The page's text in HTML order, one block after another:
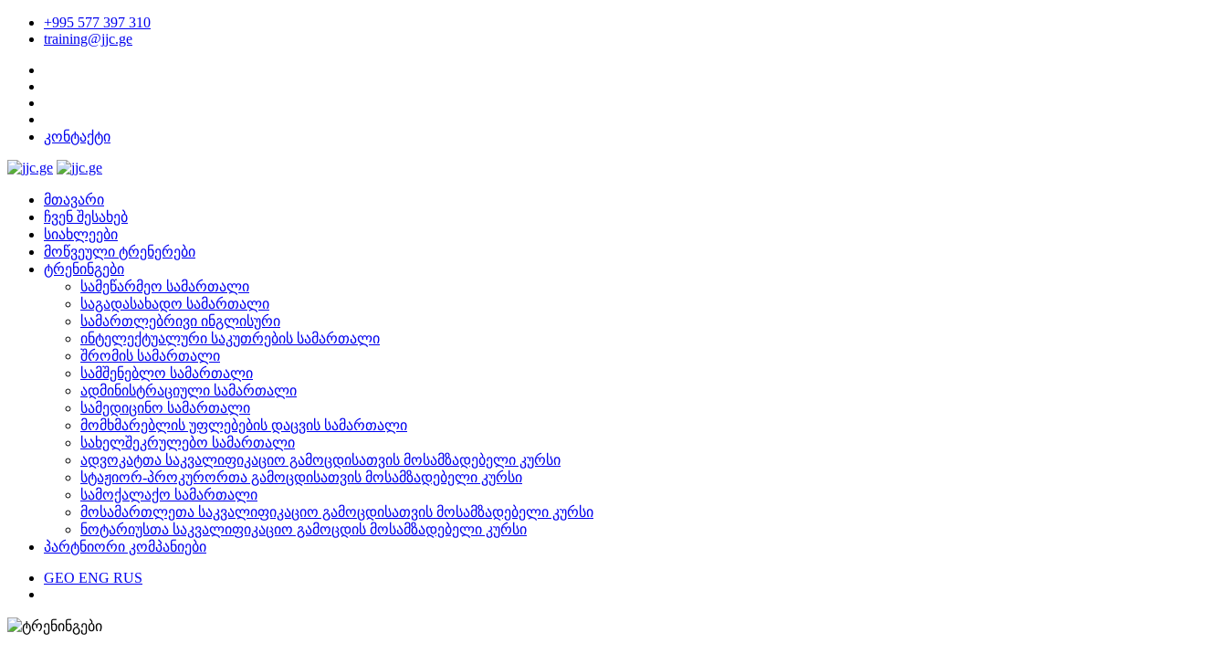
+995 577 397 310
training@jjc.ge
კონტაქტი
მთავარი
ჩვენ შესახებ
სიახლეები
მოწვეული ტრენერები
ტრენინგები
სამეწარმეო სამართალი
საგადასახადო სამართალი
სამართლებრივი ინგლისური
ინტელექტუალური საკუთრების სამართალი
შრომის სამართალი
სამშენებლო სამართალი
ადმინისტრაციული სამართალი
სამედიცინო სამართალი
მომხმარებლის უფლებების დაცვის სამართალი
სახელშეკრულებო სამართალი
ადვოკატთა საკვალიფიკაციო გამოცდისათვის მოსამზადებელი კურსი
სტაჟიორ-პროკურორთა გამოცდისათვის მოსამზადებელი კურსი
სამოქალაქო სამართალი
მოსამართლეთა საკვალიფიკაციო გამოცდისათვის მოსამზადებელი კურსი
ნოტარიუსთა საკვალიფიკაციო გამოცდის მოსამზადებელი კურსი
პარტნიორი კომპანიები
GEO ENG RUS